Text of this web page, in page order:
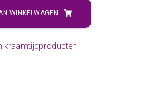
WINKELWAGEN
kraamtijdproducten